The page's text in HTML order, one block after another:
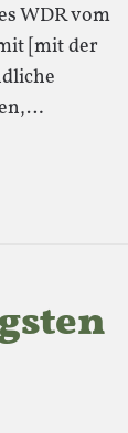
WDR vom
[mit der